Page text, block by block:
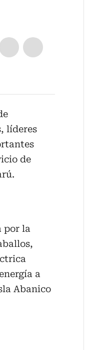
líderes
de
por la
a
Abanico